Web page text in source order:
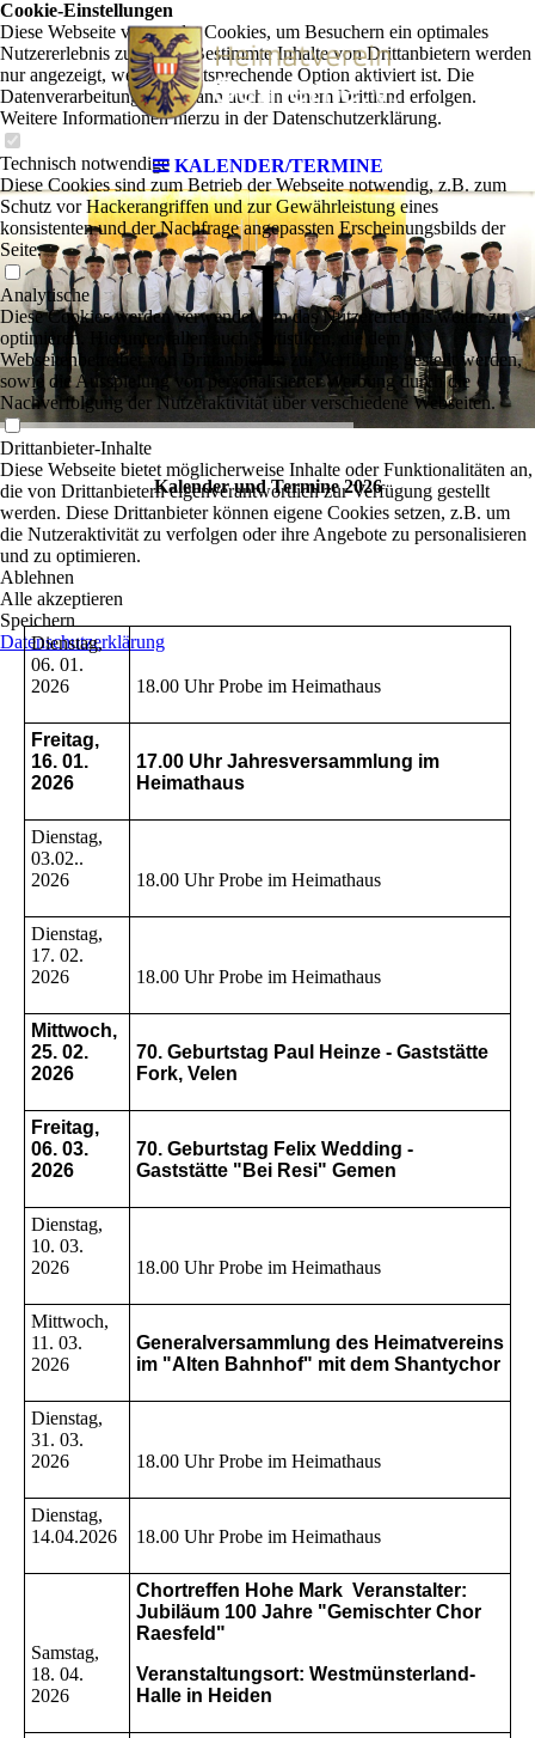
KALENDER/TERMINE
l
Kalender und Termine 2026
Dienstag,
06. 01.
2026
18.00 Uhr Probe im Heimathaus
Freitag,
16. 01.
2026
17.00 Uhr Jahresversammlung im
Heimathaus
Dienstag,
03.02..
2026
18.00 Uhr Probe im Heimathaus
Dienstag,
17. 02.
2026
18.00 Uhr Probe im Heimathaus
Mittwoch,
25. 02.
2026
70. Geburtstag Paul Heinze - Gaststätte
Fork, Velen
Freitag,
06. 03.
2026
70. Geburtstag Felix Wedding -
Gaststätte "Bei Resi" Gemen
Dienstag,
10. 03.
2026
18.00 Uhr Probe im Heimathaus
Mittwoch,
11. 03.
2026
Generalversammlung des Heimatvereins
im "Alten Bahnhof" mit dem Shantychor
Dienstag,
31. 03.
2026
18.00 Uhr Probe im Heimathaus
Dienstag,
14.04.2026
18.00 Uhr Probe im Heimathaus
Samstag,
18. 04.
2026
Chortreffen Hohe Mark Veranstalter:
Jubiläum 100 Jahre "Gemischter Chor
Raesfeld"
Veranstaltungsort: Westmünsterland-
Halle in Heiden
Cookie-Einstellungen
Diese Webseite verwendet Cookies, um Besuchern ein optimales
Nutzererlebnis zu bieten. Bestimmte Inhalte von Drittanbietern werden
nur angezeigt, wenn die entsprechende Option aktiviert ist. Die
Datenverarbeitung kann dann auch in einem Drittland erfolgen.
Weitere Informationen hierzu in der Datenschutzerklärung.
Technisch notwendige
Diese Cookies sind zum Betrieb der Webseite notwendig, z.B. zum
Schutz vor Hackerangriffen und zur Gewährleistung eines
konsistenten und der Nachfrage angepassten Erscheinungsbilds der
Seite.
Analytische
Diese Cookies werden verwendet, um das Nutzererlebnis weiter zu
optimieren. Hierunter fallen auch Statistiken, die dem
Webseitenbetreiber von Drittanbietern zur Verfügung gestellt werden,
sowie die Ausspielung von personalisierter Werbung durch die
Nachverfolgung der Nutzeraktivität über verschiedene Webseiten.
Drittanbieter-Inhalte
Diese Webseite bietet möglicherweise Inhalte oder Funktionalitäten an,
die von Drittanbietern eigenverantwortlich zur Verfügung gestellt
werden. Diese Drittanbieter können eigene Cookies setzen, z.B. um
die Nutzeraktivität zu verfolgen oder ihre Angebote zu personalisieren
und zu optimieren.
Ablehnen
Alle akzeptieren
Speichern
Datenschutzerklärung